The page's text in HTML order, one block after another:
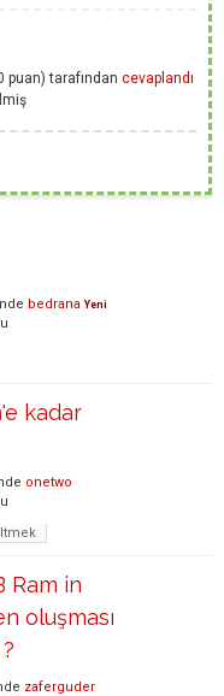
puan) tarafından cevaplandı
bedrana Yeni
kadar
onetwo
Ram in
oluşması
zaferguder